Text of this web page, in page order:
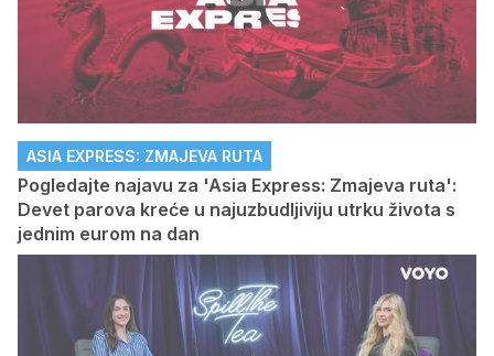
ASIA EXPRESS: ZMAJEVA RUTA
Pogledajte najavu za 'Asia Express: Zmajeva ruta':
Devet parova kreće u najuzbudljiviju utrku života s
jednim eurom na dan